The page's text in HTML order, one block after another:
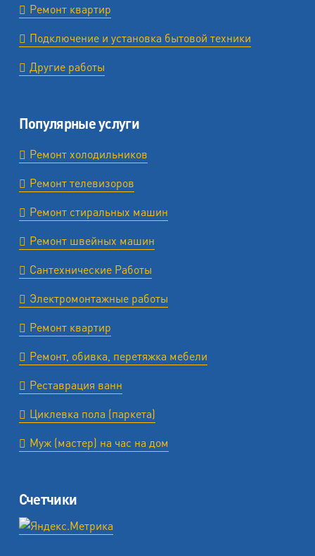
Ремонт квартир
Подключение и установка бытовой техники
Другие работы
Популярные услуги
Ремонт холодильников
Ремонт телевизоров
Ремонт стиральных машин
Ремонт швейных машин
Сантехнические Работы
Электромонтажные работы
Ремонт квартир
Ремонт, обивка, перетяжка мебели
Реставрация ванн
Циклевка пола (паркета)
Муж (мастер) на час на дом
Счетчики